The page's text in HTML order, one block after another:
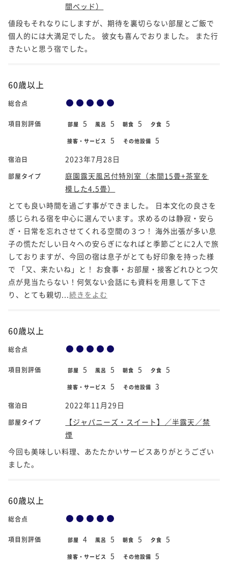
間ベッド）
値段もそれなりにしますが、期待を裏切らない部屋とご飯で
個人的には大満足でした。 彼女も喜んでおりました。 また行
きたいと思う宿でした。
60歳以上
総合点
項目別評価 部屋 5 風呂 5 朝食 5 夕食 5
接客・サービス 5 その他設備 5
宿泊日 2023年7月28日
部屋タイプ
庭園露天風呂付特別室（本間15畳+茶室を
模した4.5畳）
とても良い時間を過ごす事ができました。 日本文化の良さを
感じられる宿を中心に選んでいます。求めるのは静寂・安ら
ぎ・日常を忘れさせてくれる空間の３つ！ 海外出張が多い息
子の慌ただしい日々への安らぎになればと季節ごとに2人で旅
しておりますが、今回の宿は息子がとても好印象を持った様
で 「又、来たいね」と！ お食事・お部屋・接客どれひとつ欠
点が見当たらない！何気ない会話にも資料を用意して下さ
り、とても親切... 続きをよむ
60歳以上
総合点
項目別評価 部屋 5 風呂 5 朝食 5 夕食 5
接客・サービス 5 その他設備 3
宿泊日 2022年11月29日
部屋タイプ
【ジャパニーズ・スイート】／半露天／禁
煙
今回も美味しい料理、あたたかいサービスありがとうござい
ました。
60歳以上
総合点
項目別評価 部屋 4 風呂 5 朝食 5 夕食 5
接客・サービス 5 その他設備
5